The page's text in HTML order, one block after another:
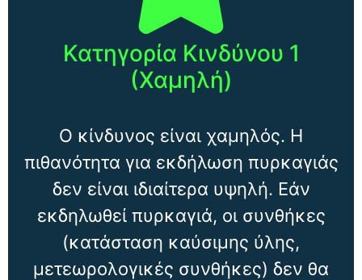
Κατηγορία Κινδύνου 1
(Χαμηλή)
Ο κίνδυνος είναι χαμηλός. Η
πιθανότητα για εκδήλωση πυρκαγιάς
δεν είναι ιδιαίτερα υψηλή. Εάν
εκδηλωθεί πυρκαγιά, οι συνθήκες
(κατάσταση καύσιμης ύλης,
μετεωρολογικές συνθήκες) δεν θα